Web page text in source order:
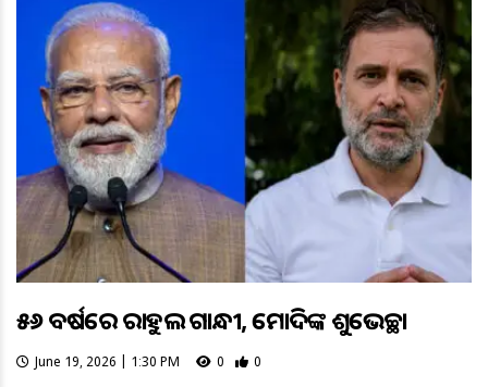
୫୬ ବର୍ଷରେ ରାହୁଲ ଗାନ୍ଧୀ, ମୋଦିଙ୍କ ଶୁଭେଚ୍ଛା
June 19, 2026 | 1:30 PM 0 0